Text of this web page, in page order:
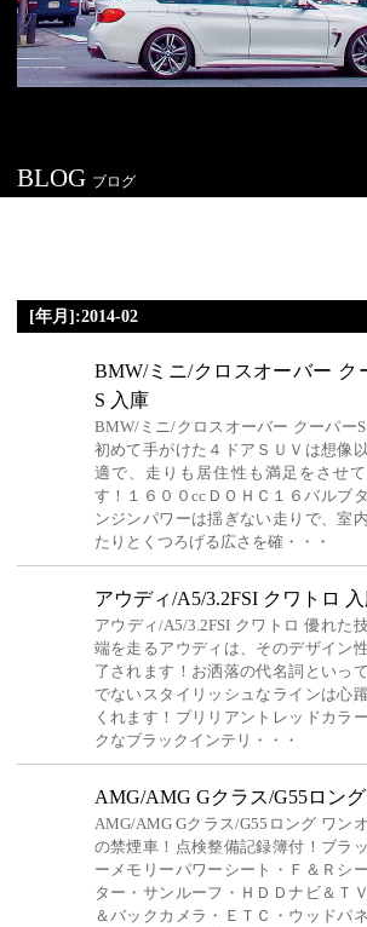
BLOG ブログ
[年月]:2014-02
BMW/ミニ/クロスオーバー ク
S 入庫
BMW/ミニ/クロスオーバー クーパー
初めて手がけた４ドアＳＵＶは想像
適で、走りも居住性も満足をさせ
す！１６００ccＤＯＨＣ１６バルブ
ンジンパワーは揺ぎない走りで、室
たりとくつろげる広さを確・・・
アウディ/A5/3.2FSI クワトロ
アウディ/A5/3.2FSI クワトロ 優れた
端を走るアウディは、そのデザイン
了されます！お洒落の代名詞といっ
でないスタイリッシュなラインは心
くれます！ブリリアントレッドカラ
クなブラックインテリ・・・
AMG/AMG Gクラス/G55ロン
AMG/AMG Gクラス/G55ロング ワン
の禁煙車！点検整備記録簿付！ブラ
ーメモリーパワーシート・Ｆ＆Ｒシ
ター・サンルーフ・ＨＤＤナビ＆Ｔ
＆バックカメラ・ＥＴＣ・ウッドパ